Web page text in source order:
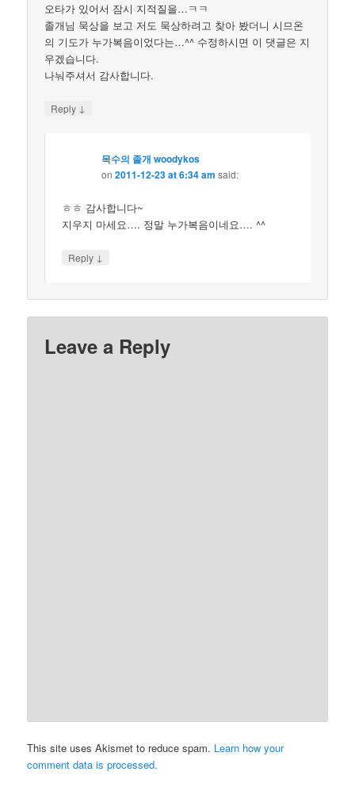
오타가 있어서 잠시 지적질을…ㅋㅋ
졸개님 묵상을 보고 저도 묵상하려고 찾아 봤더니 시므온
의 기도가 누가복음이었다는…^^ 수정하시면 이 댓글은 지
우겠습니다.
나눠주셔서 감사합니다.
Reply ↓
목수의 졸개 woodykos
on2011-12-23 at 6:34 am said:
ㅎㅎ 감사합니다~
지우지 마세요…. 정말 누가복음이네요…. ^^
Reply ↓
Leave a Reply
This site uses Akismet to reduce spam. Learn how your
comment data is processed.